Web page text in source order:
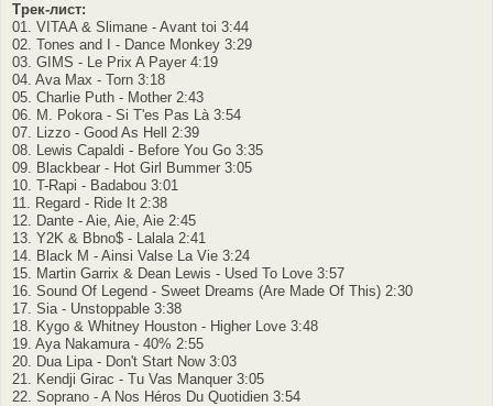
Трек-лист:
01. VITAA & Slimane - Avant toi 3:44
02. Tones and I - Dance Monkey 3:29
03. GIMS - Le Prix A Payer 4:19
04. Ava Max - Torn 3:18
05. Charlie Puth - Mother 2:43
06. M. Pokora - Si T'es Pas Là 3:54
07. Lizzo - Good As Hell 2:39
08. Lewis Capaldi - Before You Go 3:35
09. Blackbear - Hot Girl Bummer 3:05
10. T-Rapi - Badabou 3:01
11. Regard - Ride It 2:38
12. Dante - Aie, Aie, Aie 2:45
13. Y2K & Bbno$ - Lalala 2:41
14. Black M - Ainsi Valse La Vie 3:24
15. Martin Garrix & Dean Lewis - Used To Love 3:57
16. Sound Of Legend - Sweet Dreams (Are Made Of This) 2:30
17. Sia - Unstoppable 3:38
18. Kygo & Whitney Houston - Higher Love 3:48
19. Aya Nakamura - 40% 2:55
20. Dua Lipa - Don't Start Now 3:03
21. Kendji Girac - Tu Vas Manquer 3:05
22. Soprano - A Nos Héros Du Quotidien 3:54